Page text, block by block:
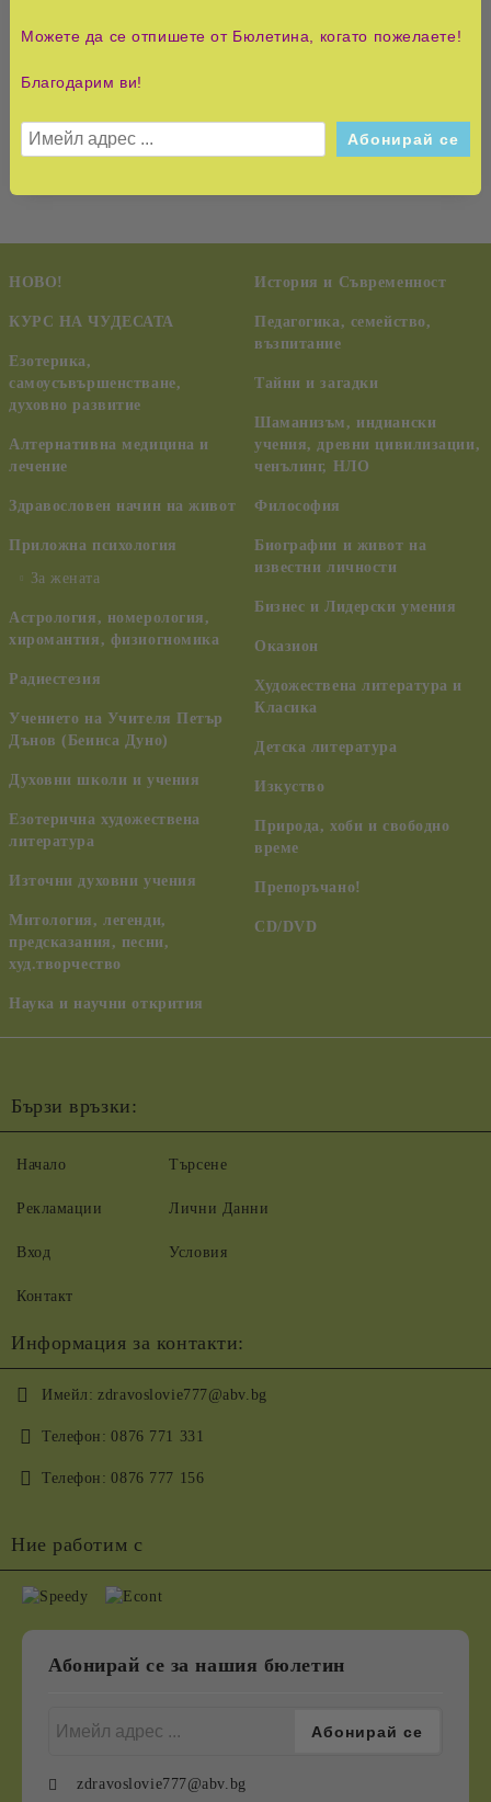
Същевременно, ако човек не спазва дневния режим,
основа на книгите от серията "Законите на щастливия
Първата книга от серията е написана като жива
дискусия между читателя и автора.
НОВО!
КУРС НА ЧУДЕСАТА
Езотерика,
самоусъвършенстване,
духовно развитие
Алтернативна медицина и
лечение
Здравословен начин на живот
Приложна психология
За жената
Астрология, номерология,
хиромантия, физиогномика
Радиестезия
Учението на Учителя Петър
Дънов (Беинса Дуно)
Духовни школи и учения
Езотерична художествена
литература
Източни духовни учения
Митология, легенди,
предсказания, песни,
худ.творчество
Наука и научни открития
История и Съвременност
Педагогика, семейство,
възпитание
Тайни и загадки
Шаманизъм, индиански
учения, древни цивилизации,
ченълинг, НЛО
Философия
Биографии и живот на
известни личности
Бизнес и Лидерски умения
Оказион
Художествена литература и
Класика
Детска литература
Изкуство
Природа, хоби и свободно
време
Препоръчано!
CD/DVD
Бързи връзки:
Начало
Рекламации
Вход
Контакт
Търсене
Лични Данни
Условия
Информация за контакти:
Имейл: zdravoslovie777@abv.bg
Телефон: 0876 771 331
Телефон: 0876 777 156
Ние работим с
Абонирай се за нашия бюлетин
zdravoslovie777@abv.bg
Можете да се отпишете от Бюлетина, когато пожелаете!
Благодарим ви!